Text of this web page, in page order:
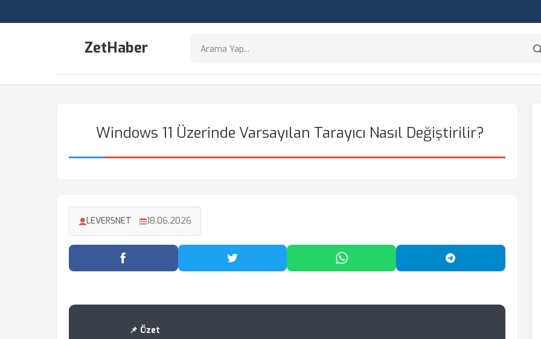
ZetHaber
Windows 11 Üzerinde Varsayılan Tarayıcı Nasıl Değiştirilir?
LEVERSNET 18.06.2026
Facebook'ta Paylaş Twitter'da Paylaş WhatsApp'ta Paylaş Telegram'da
📌 Özet